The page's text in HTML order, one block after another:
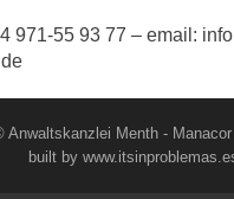
971-55 93 77 – email:
Anwaltskanzlei Menth -
built by